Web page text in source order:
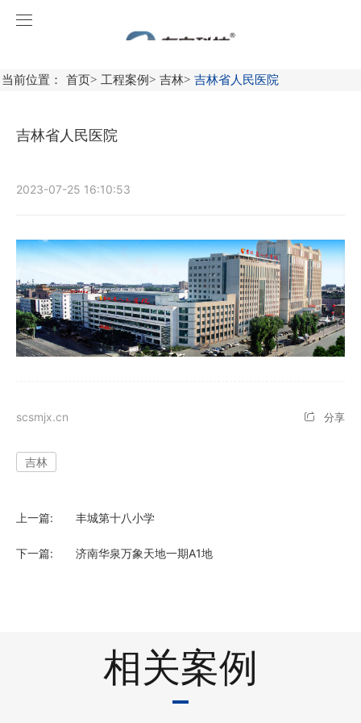
凯发k8国际首页登录
产品中心
消防应急照明和疏散指示系统
火灾自动报警系统产品
防火门监控系统
消防设备电源监控系统
消防应急灯具
智能感应产品
工程案例
广西
福建
上海
江苏
浙江
凯发k8国际首页登录动态
行业资讯
服务中心
操作视频
联系凯发k8国际首页登录
加入凯发k8国际首页登录
当前位置： 首页> 工程案例> 吉林> 吉林省人民医院
吉林省人民医院
2023-07-25 16:10:53
scsmjx.cn 分享
吉林
上一篇: 丰城第十八小学
下一篇: 济南华泉万象天地一期A1地
相关案例